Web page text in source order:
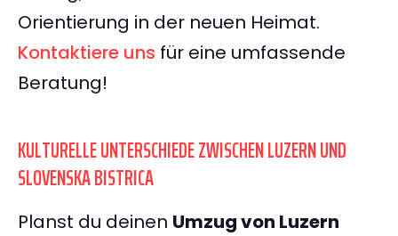
Orientierung in der neuen Heimat.
Kontaktiere uns für eine umfassende
Beratung!
KULTURELLE UNTERSCHIEDE ZWISCHEN LUZERN UND
SLOVENSKA BISTRICA
Planst du deinen Umzug von Luzern